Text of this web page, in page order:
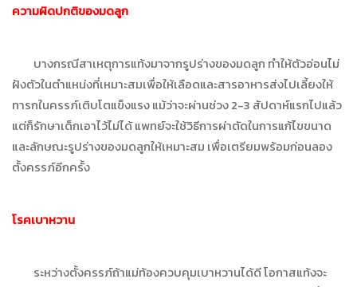
ความผิดปกติของมดลูก
บางกรณีสาเหตุการแท้งมาจากรูปร่างของมดลูก ทำให้ตัวอ่อนไม่
ฝังตัวในตำแหน่งที่เหมาะสมเพื่อให้เลือดและสารอาหารส่งไปเลี้ยงให้
ทารกในครรภ์เติบโตแข็งแรง แม้ว่าจะผ่านช่วง 2-3 สัปดาห์แรกไปแล้ว
แต่ก็รักษาเด็กเอาไว้ไม่ได้ แพทย์จะใช้วิธีการผ่าตัดในการแก้ไขขนาด
และลักษณะรูปร่างของมดลูกให้เหมาะสม เพื่อเตรียมพร้อมก่อนลอง
ตั้งครรภ์อีกครั้ง
โรคเบาหวาน
ระหว่างตั้งครรภ์ถ้าแม่ท้องควบคุมเบาหวานได้ดี โอกาสแท้งจะ